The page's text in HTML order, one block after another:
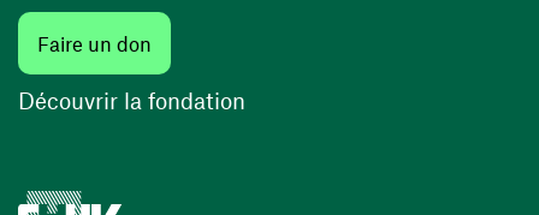
Faire un don
Découvrir la fondation